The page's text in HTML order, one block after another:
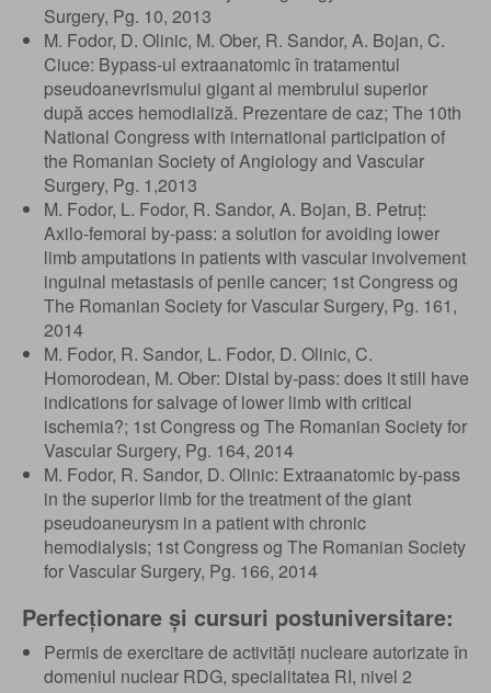
Surgery, Pg. 10, 2013
M. Fodor, D. Olinic, M. Ober, R. Sandor, A. Bojan, C.
Ciuce: Bypass-ul extraanatomic în tratamentul
pseudoanevrismului gigant al membrului superior
după acces hemodializă. Prezentare de caz; The 10th
National Congress with international participation of
the Romanian Society of Angiology and Vascular
Surgery, Pg. 1,2013
M. Fodor, L. Fodor, R. Sandor, A. Bojan, B. Petruț:
Axilo-femoral by-pass: a solution for avoiding lower
limb amputations in patients with vascular involvement
inguinal metastasis of penile cancer; 1st Congress og
The Romanian Society for Vascular Surgery, Pg. 161,
2014
M. Fodor, R. Sandor, L. Fodor, D. Olinic, C.
Homorodean, M. Ober: Distal by-pass: does it still have
indications for salvage of lower limb with critical
ischemia?; 1st Congress og The Romanian Society for
Vascular Surgery, Pg. 164, 2014
M. Fodor, R. Sandor, D. Olinic: Extraanatomic by-pass
in the superior limb for the treatment of the giant
pseudoaneurysm in a patient with chronic
hemodialysis; 1st Congress og The Romanian Society
for Vascular Surgery, Pg. 166, 2014
Perfecționare și cursuri postuniversitare:
Permis de exercitare de activități nucleare autorizate în
domeniul nuclear RDG, specialitatea RI, nivel 2